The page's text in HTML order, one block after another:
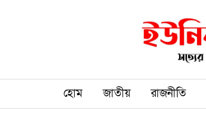
হোম জাতীয় রাজনীতি